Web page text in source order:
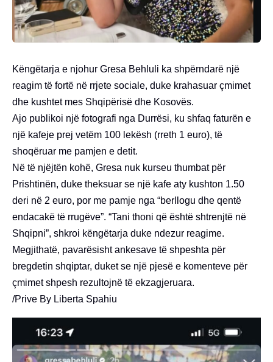
Këngëtarja e njohur Gresa Behluli ka shpërndarë një
reagim të fortë në rrjete sociale, duke krahasuar çmimet
dhe kushtet mes Shqipërisë dhe Kosovës.
Ajo publikoi një fotografi nga Durrësi, ku shfaq faturën e
një kafeje prej vetëm 100 lekësh (rreth 1 euro), të
shoqëruar me pamjen e detit.
Në të njëjtën kohë, Gresa nuk kurseu thumbat për
Prishtinën, duke theksuar se një kafe aty kushton 1.50
deri në 2 euro, por me pamje nga “berllogu dhe qentë
endacakë të rrugëve”. “Tani thoni që është shtrenjtë në
Shqipni”, shkroi këngëtarja duke ndezur reagime.
Megjithatë, pavarësisht ankesave të shpeshta për
bregdetin shqiptar, duket se një pjesë e komenteve për
çmimet shpesh rezultojnë të ekzagjeruara.
/Prive By Liberta Spahiu